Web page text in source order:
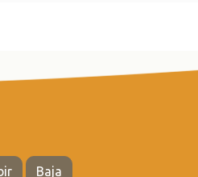
Baja